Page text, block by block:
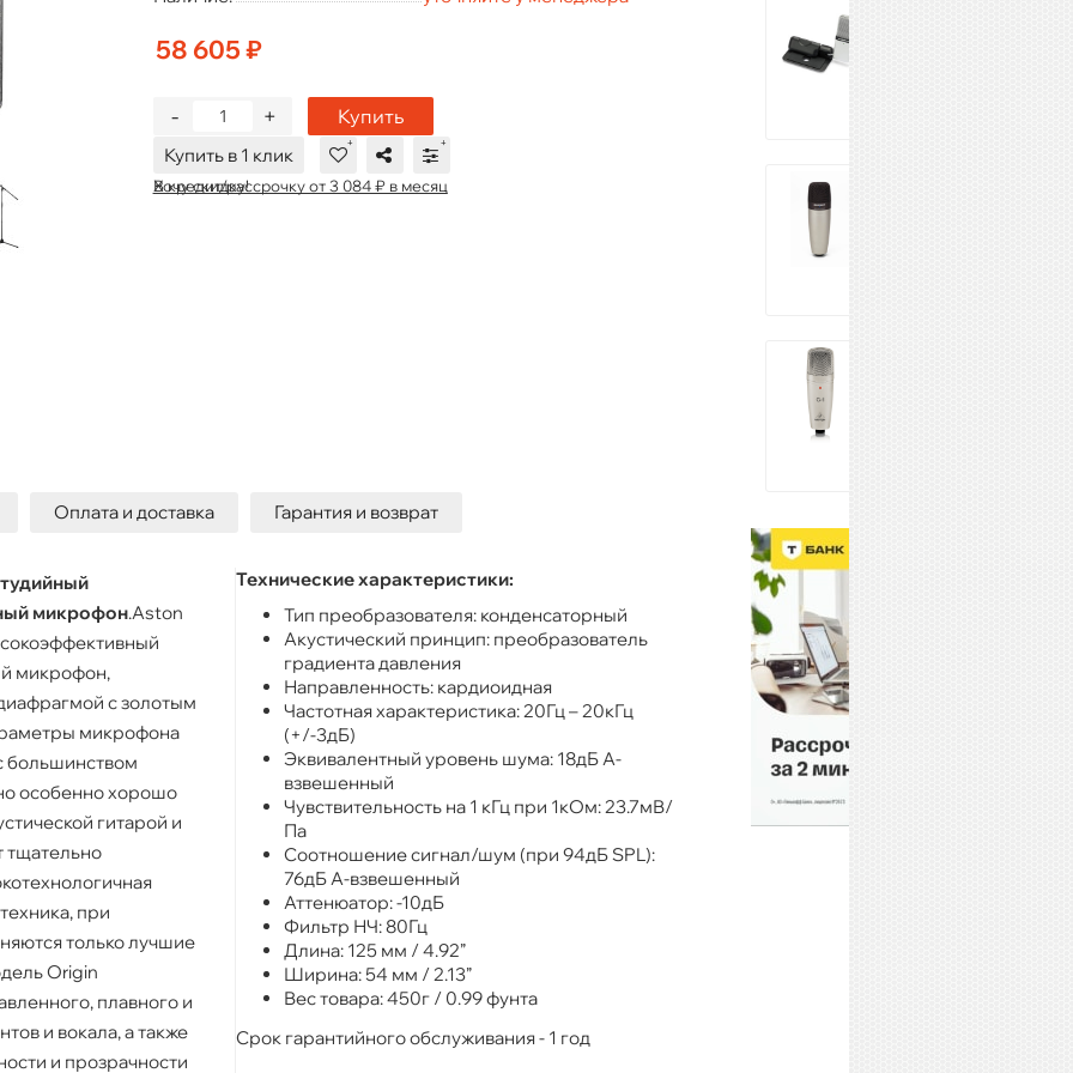
58 605 ₽
+
- Купить
Купить в 1 клик
В кредит/рассрочку от 3 084 ₽ в месяц
Хочу скидку!
Оплата и доставка Гарантия и возврат
микрофон.Aston
микрофон,
с золотым
микрофона
большинством
особенно хорошо
гитарой и
тщательно
при
только лучшие
Origin
плавного и
и вокала, а также
и прозрачности
Технические характеристики:
Тип преобразователя: конденсаторный
Акустический принцип: преобразователь
градиента давления
Направленность: кардиоидная
Частотная характеристика: 20Гц – 20кГц
(+/-3дБ)
Эквивалентный уровень шума: 18дБ А-
взвешенный
Чувствительность на 1 кГц при 1кОм: 23.7мВ/
Па
Соотношение сигнал/шум (при 94дБ SPL):
76дБ А-взвешенный
Аттенюатор: -10дБ
Фильтр НЧ: 80Гц
Длина: 125 мм / 4.92”
Ширина: 54 мм / 2.13”
Вес товара: 450г / 0.99 фунта
Срок гарантийного обслуживания - 1 год